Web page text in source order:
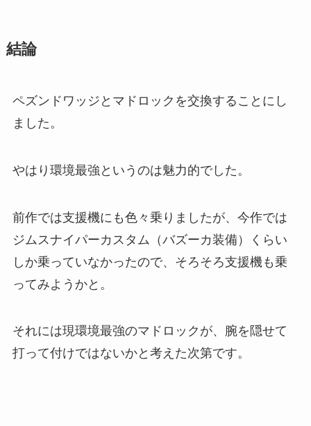
結論
ペズンドワッジとマドロックを交換することにし
ました。
やはり環境最強というのは魅力的でした。
前作では支援機にも色々乗りましたが、今作では
ジムスナイパーカスタム（バズーカ装備）くらい
しか乗っていなかったので、そろそろ支援機も乗
ってみようかと。
それには現環境最強のマドロックが、腕を隠せて
打って付けではないかと考えた次第です。